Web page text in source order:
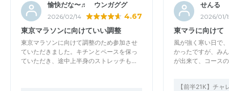
愉快だな〜♬ ウンガググ
2026/02/14 4.67
東京マラソンに向けていい調整
東京マラソンに向けて調整のため参加させ
ていただきました。キチンとペースを保っ
ていただき、途中上半身のストレッチも…
せんる
2026/01/
東マラに向けて
風が強く寒い日で
かったですが、み
が出来て、コース
【前半21K】チ